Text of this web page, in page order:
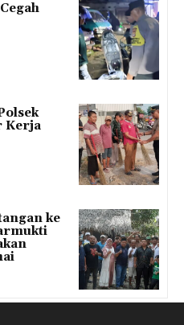
Kerja
ke